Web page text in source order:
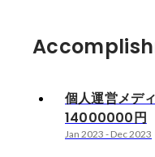
個人運営メデ
14000000円
Jan 2023 - Dec 2023